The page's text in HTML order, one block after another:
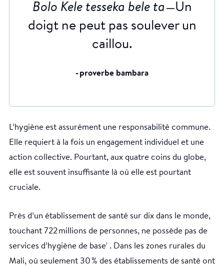
Bolo Kele tesseka bele ta̶ Un
doigt ne peut pas soulever un
caillou.
- proverbe bambara
L’hygiène est assurément une responsabilité commune.
Elle requiert à la fois un engagement individuel et une
action collective. Pourtant, aux quatre coins du globe,
elle est souvent insuffisante là où elle est pourtant
cruciale.
Près d’un établissement de santé sur dix dans le monde,
touchant 722 millions de personnes, ne possède pas de
services d’hygiène de base1
. Dans les zones rurales du
Mali, où seulement 30 % des établissements de santé ont